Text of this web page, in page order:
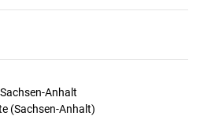
Anhalt
(Sachsen-Anhalt)